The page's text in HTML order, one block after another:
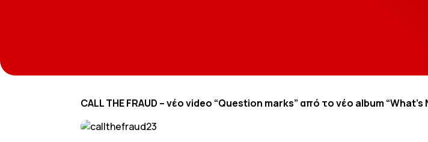
CALL THE FRAUD – νέο video “Question marks” από το νέο album “What’s